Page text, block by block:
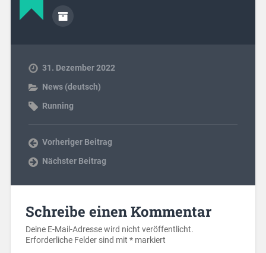
31. Dezember 2022
News (deutsch)
Running
Vorheriger Beitrag
Nächster Beitrag
Schreibe einen Kommentar
Deine E-Mail-Adresse wird nicht veröffentlicht.
Erforderliche Felder sind mit *markiert